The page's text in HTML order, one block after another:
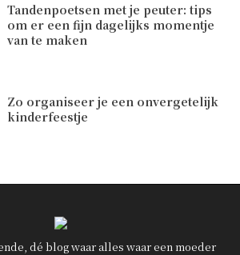
Tandenpoetsen met je peuter: tips
om er een fijn dagelijks momentje
van te maken
Zo organiseer je een onvergetelijk
kinderfeestje
dé blog waar alles waar een moeder